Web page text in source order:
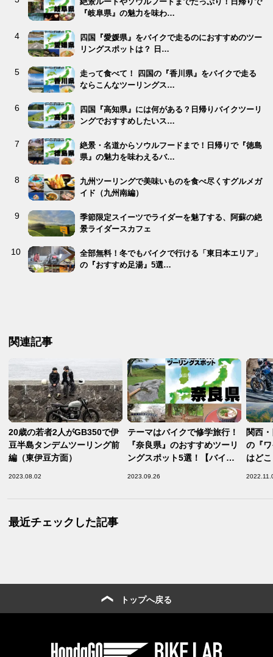
『岐阜県』の魅力を味わ…
四国『愛媛県』をバイクで走るのにおすすめのツー
リングスポットは？ 日…
走って食べて！ 四国の『香川県』をバイクで走る
ならこんなツーリングス…
四国『高知県』には何がある？日帰りバイクツーリ
ングでおすすめしたいス…
絶景・名道からソウルフードまで！日帰りで『徳島
県』の魅力を味わえるバ…
九州ツーリングで美味いものを食べ尽くすグルメガ
イド（九州南編）
季節限定スイーツでライダーを魅了する、阿蘇の絶
景ライダースカフェ
全部無料！冬でもバイクで行ける「東日本エリア」
の『おすすめ足湯』5選…
関連記事
20歳の若者2人がGB350で伊
豆半島タンデムツーリング前
編（東伊豆方面）
2023.08.02
テーマはバイクで修学旅行！
『奈良県』のおすすめツーリ
ングスポット5選！【バイク
2023.09.26
関西
の『
はど
最近チェックした記事
トップへ戻る